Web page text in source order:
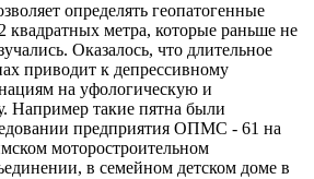
определять геопатогенные
квадратных метра, которые раньше не
Оказалось, что длительное
приводит к депрессивному
на уфологическую и
Например такие пятна были
предприятия ОПМС - 61 на
моторостроительном
в семейном детском доме в